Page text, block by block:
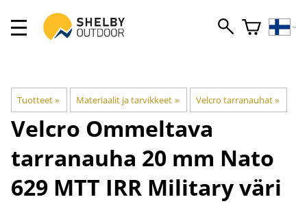
Tuotteet‪» Materiaalit ja tarvikkeet ‪» Velcro tarranauhat‪»
Velcro Ommeltava
tarranauha 20 mm Nato
629 MTT IRR Military väri